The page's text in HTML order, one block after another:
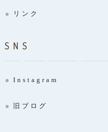
リンク
SNS
Instagram
旧ブログ